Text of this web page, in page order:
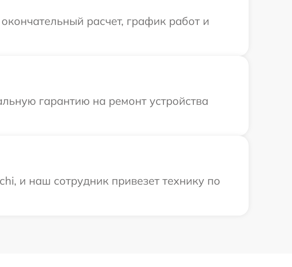
расчет, график работ и
гарантию на ремонт устройства
и наш сотрудник привезет технику по